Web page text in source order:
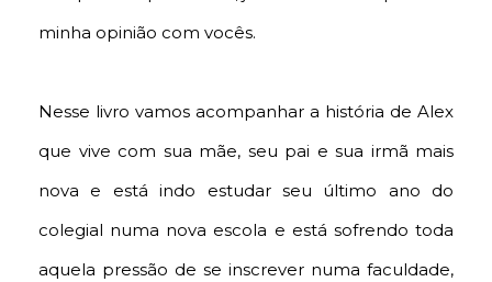
minha opinião com vocês.
Nesse livro vamos acompanhar a história de Alex
que vive com sua mãe, seu pai e sua irmã mais
nova e está indo estudar seu último ano do
colegial numa nova escola e está sofrendo toda
aquela pressão de se inscrever numa faculdade,